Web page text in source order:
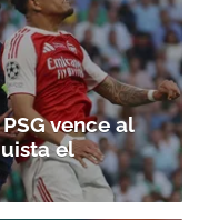
vence al
el